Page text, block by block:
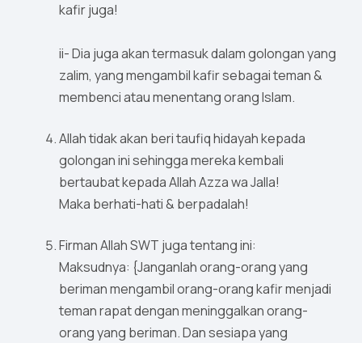
kafir juga!
ii- Dia juga akan termasuk dalam golongan yang
zalim, yang mengambil kafir sebagai teman &
membenci atau menentang orang Islam.
Allah tidak akan beri taufiq hidayah kepada
golongan ini sehingga mereka kembali
bertaubat kepada Allah Azza wa Jalla!
Maka berhati-hati & berpadalah!
Firman Allah SWT juga tentang ini:
Maksudnya: {Janganlah orang-orang yang
beriman mengambil orang-orang kafir menjadi
teman rapat dengan meninggalkan orang-
orang yang beriman. Dan sesiapa yang